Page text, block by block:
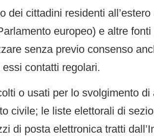
dei cittadini residenti
europeo) e altre
senza previo consenso
contatti regolari.
o usati per lo svolgimento
civile; le liste elettorali di
di posta elettronica tratti